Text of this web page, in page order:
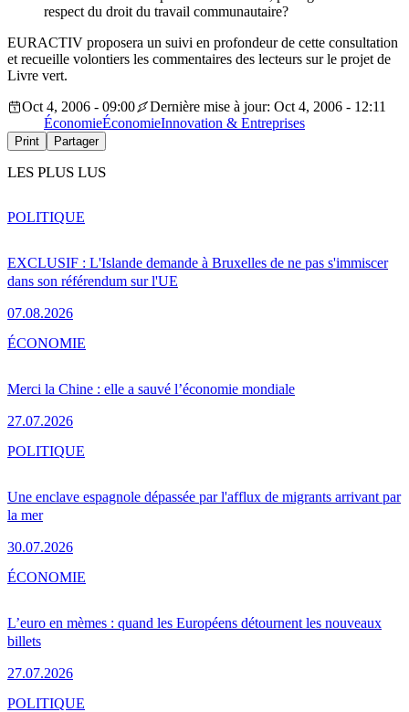
respect du droit du travail communautaire?
EURACTIV proposera un suivi en profondeur de cette consultation
et recueille volontiers les commentaires des lecteurs sur le projet de
Livre vert.
Oct 4, 2006 - 09:00
Dernière mise à jour: Oct 4, 2006 - 12:11
ÉconomieÉconomieInnovation & Entreprises
Print Partager
LES PLUS LUS
EXCLUSIF : L'Islande demande à Bruxelles de ne pas s'immiscer
dans son référendum sur l'UE
07.08.2026
POLITIQUE
Merci la Chine : elle a sauvé l’économie mondiale
27.07.2026
ÉCONOMIE
Une enclave espagnole dépassée par l'afflux de migrants arrivant par
la mer
30.07.2026
POLITIQUE
L’euro en mèmes : quand les Européens détournent les nouveaux
billets
27.07.2026
ÉCONOMIE
POLITIQUE